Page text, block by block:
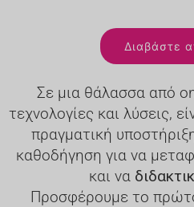
Διαβάστε
Σε μια θάλασσα από
τεχνολογίες και λύσεις,
πραγματική
καθοδήγηση για να
και να
Προσφέρουμε το